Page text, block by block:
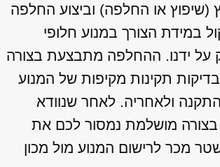
(שיפוץ או החלפה) וביצוע החלפה
במידת הצורך במנוע חלופי
על ידנו. ההחלפה מתבצעת בצורה
בדיקות תקינות מקיפות של המנוע
ולאחריה. לאחר שנוודא
בצורה מושלמת נמסור לכם את
מכר לרישום המנוע מול מכון